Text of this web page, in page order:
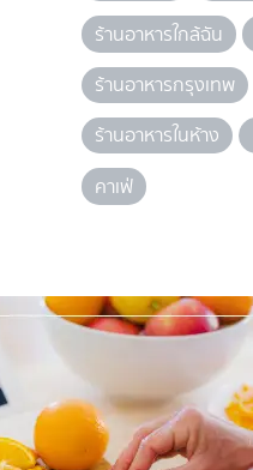
ร้านอาหารใกล้ฉัน
ร้านอาหารกรุงเทพ
ร้านอาหารในห้าง
คาเฟ่